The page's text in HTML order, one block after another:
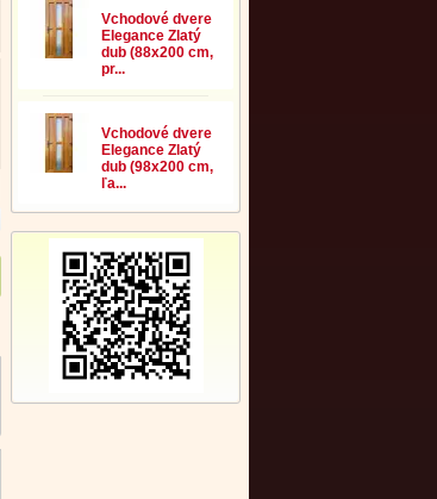
Vchodové dvere
Elegance Zlatý
dub (88x200 cm,
pr...
Vchodové dvere
Elegance Zlatý
dub (98x200 cm,
ľa...